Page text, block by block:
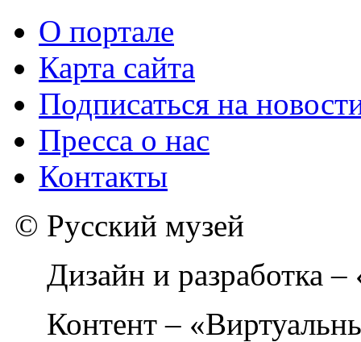
О портале
Карта сайта
Подписаться на
Пресса о нас
Контакты
© Русский музей
Дизайн и разработка
Контент –